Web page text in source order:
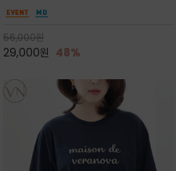
여유로운 감성/피부에 닿는 순간 기분 좋은 청량
56,000원
29,000원 48%